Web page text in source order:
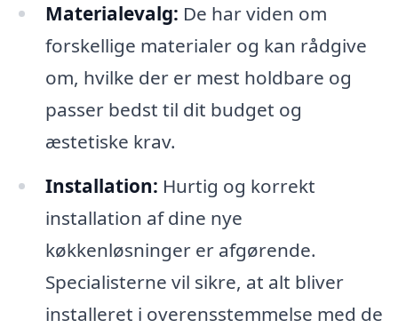
Materialevalg: De har viden om
forskellige materialer og kan rådgive
om, hvilke der er mest holdbare og
passer bedst til dit budget og
æstetiske krav.
Installation: Hurtig og korrekt
installation af dine nye
køkkenløsninger er afgørende.
Specialisterne vil sikre, at alt bliver
installeret i overensstemmelse med de